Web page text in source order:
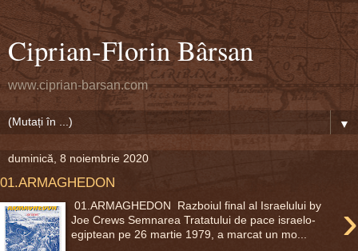
Ciprian-Florin Bârsan
www.ciprian-barsan.com
▼
duminică, 8 noiembrie 2020
01.ARMAGHEDON
›
01.ARMAGHEDON Razboiul final al Israelului by
Joe Crews Semnarea Tratatului de pace israelo-
egiptean pe 26 martie 1979, a marcat un mo...